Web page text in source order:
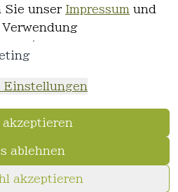
Sie unser Impressum und
Einstellungen
akzeptieren
ablehnen
akzeptieren
© FriseurWeisser.de 2026